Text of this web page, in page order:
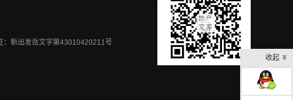
新出发岳文字第43010420211号
收起